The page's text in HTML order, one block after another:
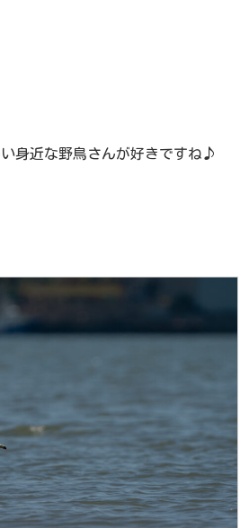
身近な野鳥さんが好きですね♪